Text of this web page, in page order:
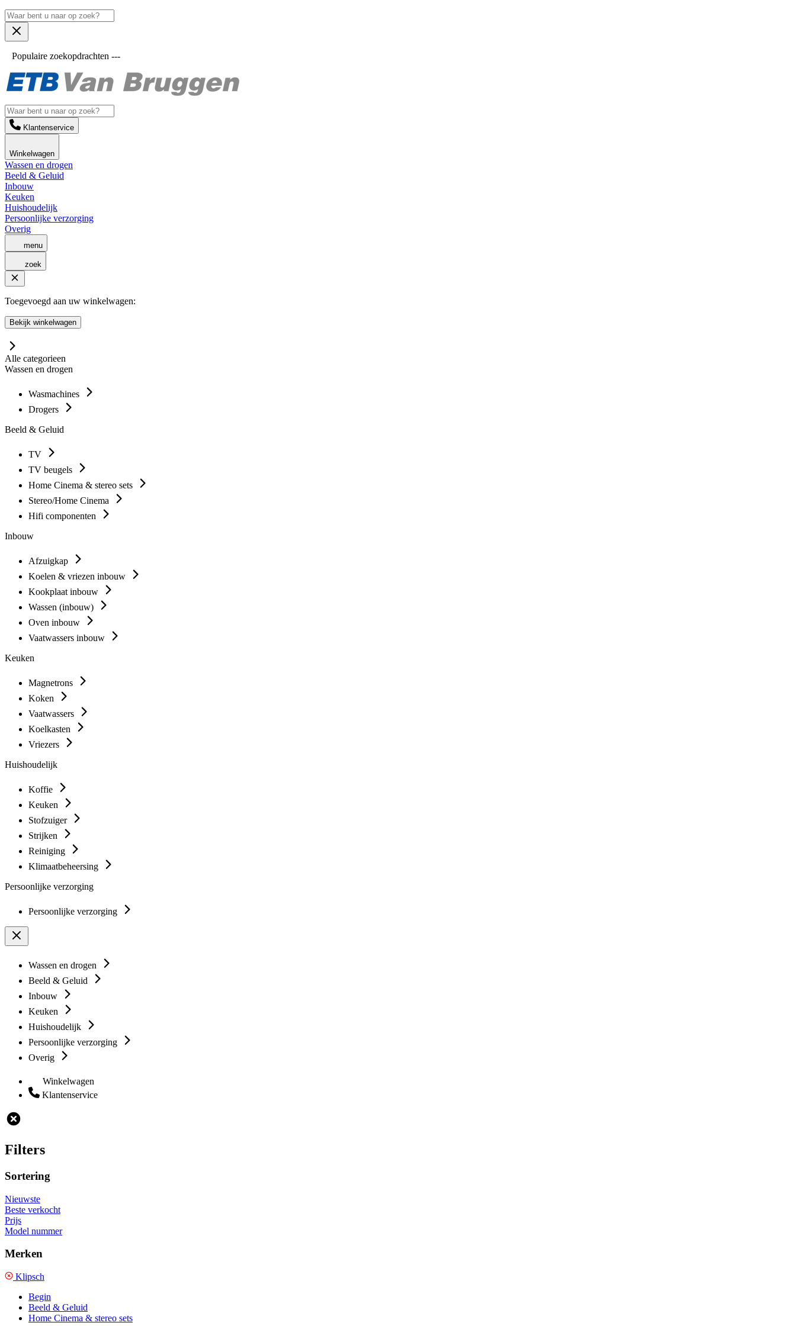
Populaire zoekopdrachten ---
Klantenservice
Winkelwagen
Wassen en drogen
Beeld & Geluid
Inbouw
Keuken
Huishoudelijk
Persoonlijke verzorging
Overig
menu
zoek
Toegevoegd aan uw winkelwagen:
Bekijk winkelwagen
Alle categorieen
Wassen en drogen
Wasmachines
Drogers
Beeld & Geluid
TV
TV beugels
Home Cinema & stereo sets
Stereo/Home Cinema
Hifi componenten
Inbouw
Afzuigkap
Koelen & vriezen inbouw
Kookplaat inbouw
Wassen (inbouw)
Oven inbouw
Vaatwassers inbouw
Keuken
Magnetrons
Koken
Vaatwassers
Koelkasten
Vriezers
Huishoudelijk
Koffie
Keuken
Stofzuiger
Strijken
Reiniging
Klimaatbeheersing
Persoonlijke verzorging
Persoonlijke verzorging
Wassen en drogen
Beeld & Geluid
Inbouw
Keuken
Huishoudelijk
Persoonlijke verzorging
Overig
Winkelwagen
Klantenservice
Filters
Sortering
Nieuwste
Beste verkocht
Prijs
Model nummer
Merken
Klipsch
Begin
Beeld & Geluid
Home Cinema & stereo sets